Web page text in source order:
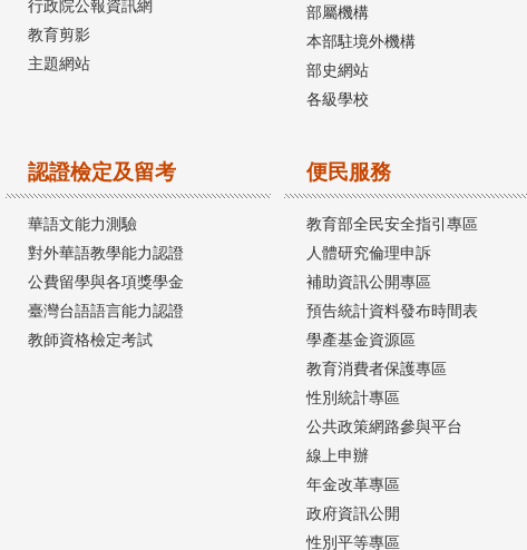
行政院公報資訊網
教育剪影
主題網站
部屬機構
本部駐境外機構
部史網站
各級學校
認證檢定及留考
華語文能力測驗
對外華語教學能力認證
公費留學與各項獎學金
臺灣台語語言能力認證
教師資格檢定考試
便民服務
教育部全民安全指引專區
人體研究倫理申訴
補助資訊公開專區
預告統計資料發布時間表
學產基金資源區
教育消費者保護專區
性別統計專區
公共政策網路參與平台
線上申辦
年金改革專區
政府資訊公開
性別平等專區